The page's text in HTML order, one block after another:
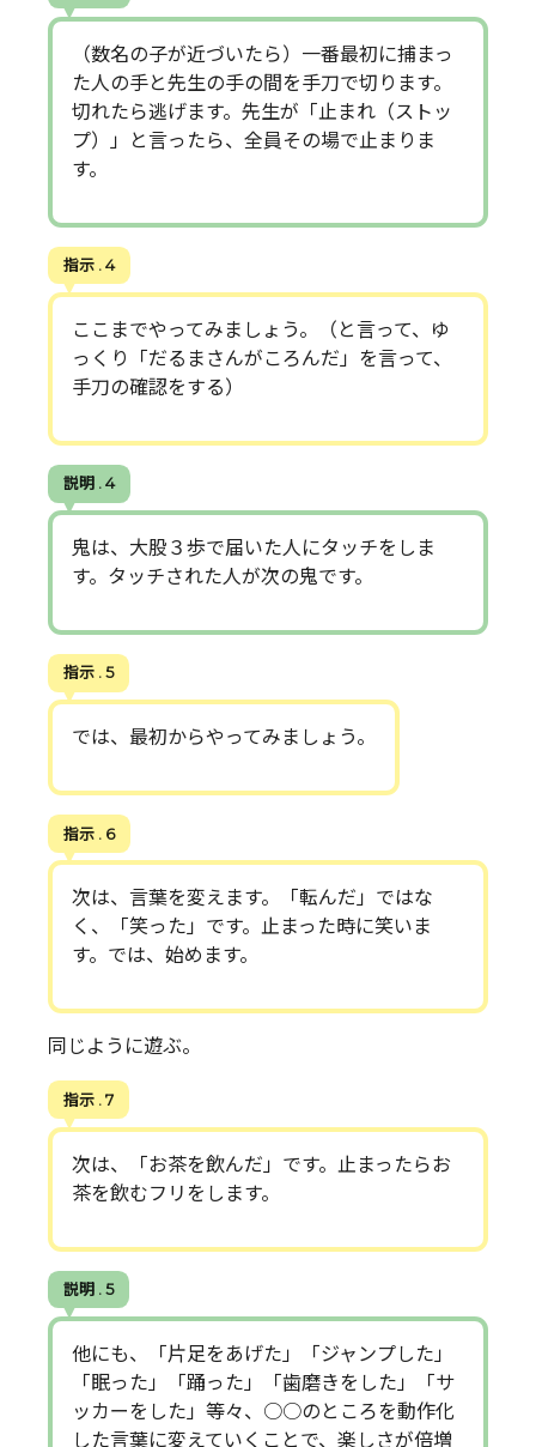
（数名の子が近づいたら）一番最初に捕まっ
た人の手と先生の手の間を手刀で切ります。
切れたら逃げます。先生が「止まれ（ストッ
プ）」と言ったら、全員その場で止まりま
す。
指示 . 4
ここまでやってみましょう。（と言って、ゆ
っくり「だるまさんがころんだ」を言って、
手刀の確認をする）
説明 . 4
鬼は、大股３歩で届いた人にタッチをしま
す。タッチされた人が次の鬼です。
指示 . 5
では、最初からやってみましょう。
指示 . 6
次は、言葉を変えます。「転んだ」ではな
く、「笑った」です。止まった時に笑いま
す。では、始めます。
同じように遊ぶ。
指示 . 7
次は、「お茶を飲んだ」です。止まったらお
茶を飲むフリをします。
説明 . 5
他にも、「片足をあげた」「ジャンプした」
「眠った」「踊った」「歯磨きをした」「サ
ッカーをした」等々、○○のところを動作化
した言葉に変えていくことで、楽しさが倍増